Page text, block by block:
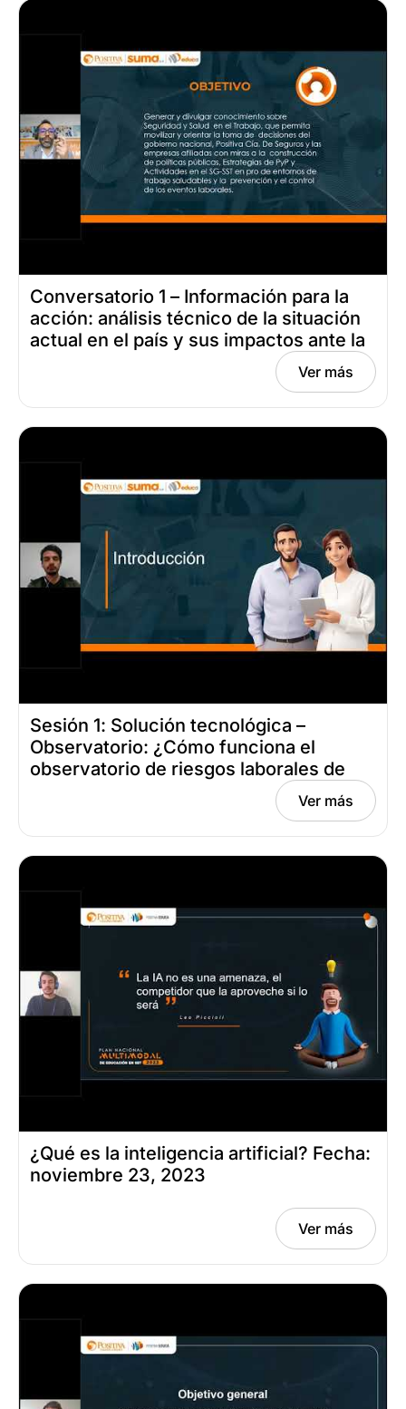
Conversatorio 1 – Información para la
acción: análisis técnico de la situación
actual en el país y sus impactos ante la
prevención de los riesgos laboralesVer más
Sesión 1: Solución tecnológica –
Observatorio: ¿Cómo funciona el
observatorio de riesgos laborales de
Positiva compañía de seguros? Fecha:
Ver más
¿Qué es la inteligencia artificial? Fecha:
noviembre 23, 2023
Ver más